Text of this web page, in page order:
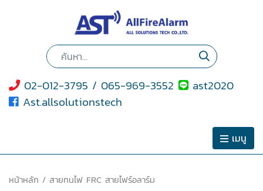
02-012-3795 / 065-969-3552
ast2020
Ast.allsolutionstech
เมนู
หน้าหลัก / สายทนไฟ FRC สายไฟร์อลาร์ม